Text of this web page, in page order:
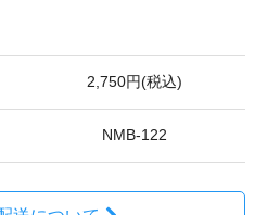
2,750円(税込)
NMB-122